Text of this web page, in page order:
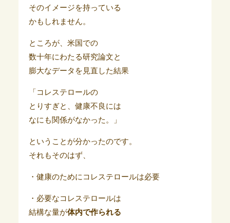
そのイメージを持っている
かもしれません。
ところが、米国での
数十年にわたる研究論文と
膨大なデータを見直した結果
「コレステロールの
とりすぎと、健康不良には
なにも関係がなかった。」
ということが分かったのです。
それもそのはず、
・健康のためにコレステロールは必要
・必要なコレステロールは
結構な量が体内で作られる